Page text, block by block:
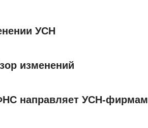
УСН
изменений
направляет УСН-фирмам